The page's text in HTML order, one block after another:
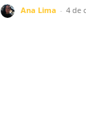
Ana Lima - 4 de